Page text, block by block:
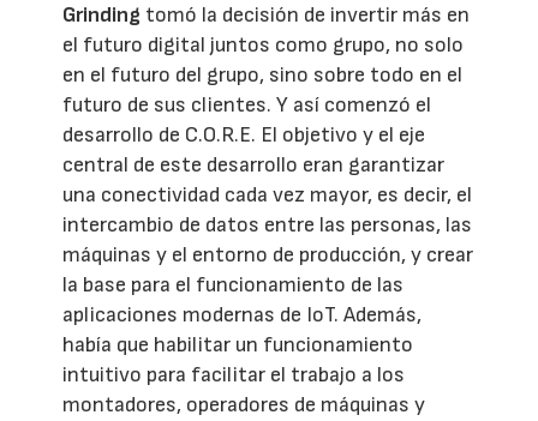
Grinding tomó la decisión de invertir más en
el futuro digital juntos como grupo, no solo
en el futuro del grupo, sino sobre todo en el
futuro de sus clientes. Y así comenzó el
desarrollo de C.O.R.E. El objetivo y el eje
central de este desarrollo eran garantizar
una conectividad cada vez mayor, es decir, el
intercambio de datos entre las personas, las
máquinas y el entorno de producción, y crear
la base para el funcionamiento de las
aplicaciones modernas de IoT. Además,
había que habilitar un funcionamiento
intuitivo para facilitar el trabajo a los
montadores, operadores de máquinas y